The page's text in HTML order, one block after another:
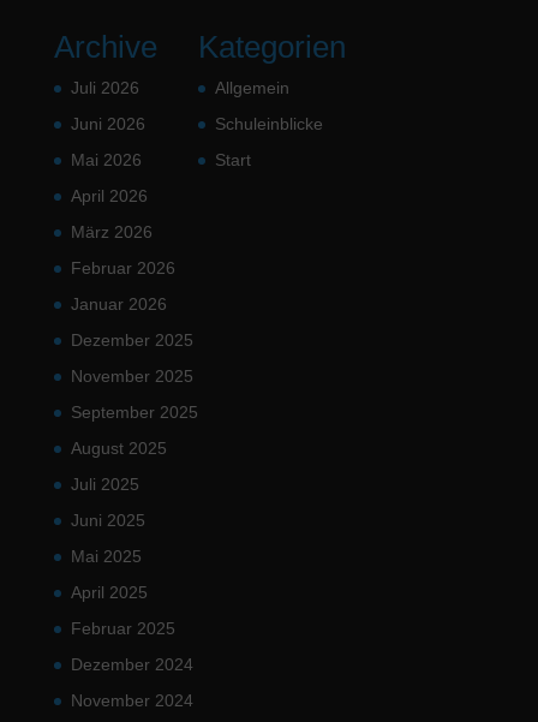
Archive
Juli 2026
Juni 2026
Mai 2026
April 2026
März 2026
Februar 2026
Januar 2026
Dezember 2025
November 2025
September 2025
August 2025
Juli 2025
Juni 2025
Mai 2025
April 2025
Februar 2025
Dezember 2024
November 2024
Kategorien
Allgemein
Schuleinblicke
Start